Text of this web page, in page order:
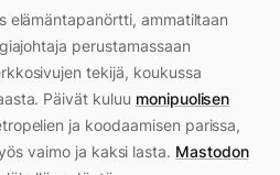
elämäntapanörtti, ammatiltaan
perustamassaan
tekijä, koukussa
Päivät kuluu monipuolisen
ja koodaamisen parissa,
vaimo ja kaksi lasta. Mastodon